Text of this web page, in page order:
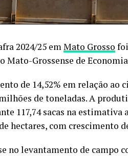
2024/25 emMato Grosso
Grossense de
de 14,52% em relação ao
milhões de toneladas. A
117,74 sacas na
hectares, com crescimento
no levantamento de campo